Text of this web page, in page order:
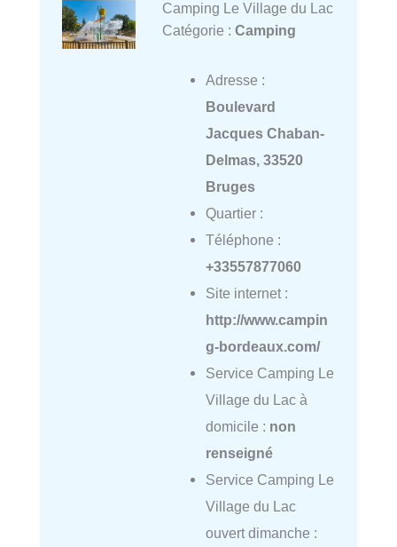
Camping Le Village du Lac
Catégorie : Camping
Adresse :
Boulevard
Jacques Chaban-
Delmas, 33520
Bruges
Quartier :
Téléphone :
+33557877060
Site internet :
http://www.campin
g-bordeaux.com/
Service Camping Le
Village du Lac à
domicile : non
renseigné
Service Camping Le
Village du Lac
ouvert dimanche :